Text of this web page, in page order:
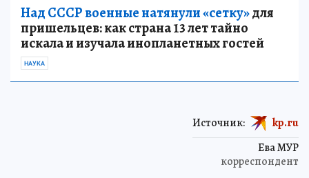
Над СССР военные натянули «сетку»для
пришельцев: как страна 13 лет тайно
искала и изучала инопланетных гостей
НАУКА
Ева МУР
корреспондент
Источник: kp.ru